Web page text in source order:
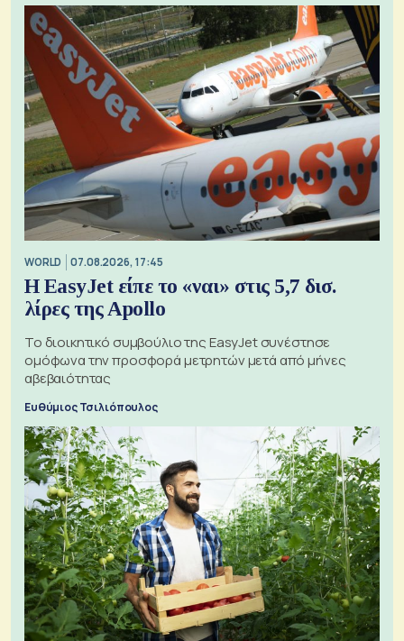
WORLD 07.08.2026, 17:45
Η EasyJet είπε το «ναι» στις 5,7 δισ.
λίρες της Apollo
Το διοικητικό συμβούλιο της EasyJet συνέστησε
ομόφωνα την προσφορά μετρητών μετά από μήνες
αβεβαιότητας
Ευθύμιος Τσιλιόπουλος